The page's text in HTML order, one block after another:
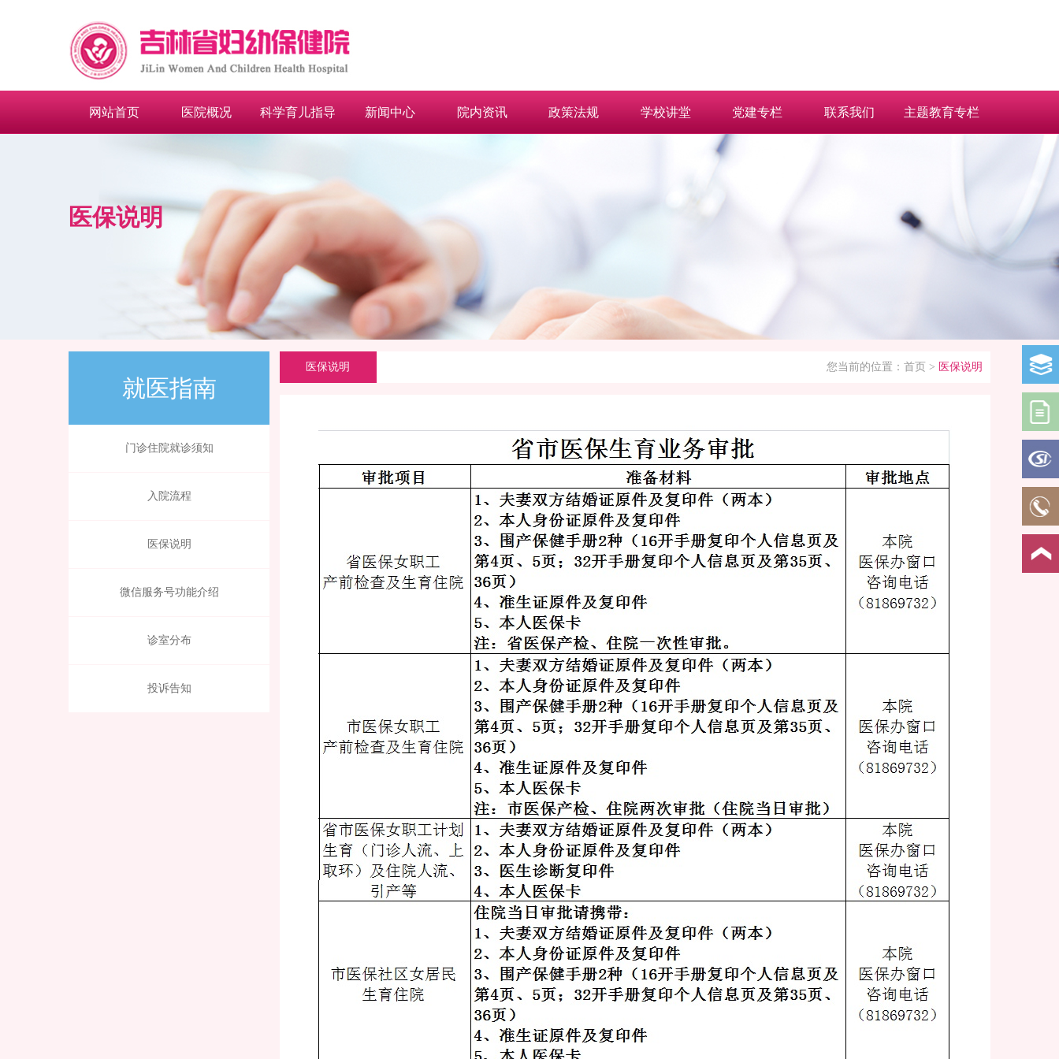
网站首页 医院概况 科学育儿指导 新闻中心 院内资讯 政策法规 学校讲堂 党建专栏 联系我们 主题教育专栏
医保说明
就医指南
门诊住院就诊须知
入院流程
医保说明
微信服务号功能介绍
诊室分布
投诉告知
医保说明 您当前的位置： 首页 > 医保说明